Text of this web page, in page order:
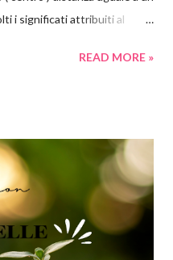
i significati attribuiti al
presenta spigoli.
forme arrotondate come
messaggio emotivo positivo
del quadrato, che
molto bene a comunicare
e il movimento. Ok tranquilli
READ MORE »